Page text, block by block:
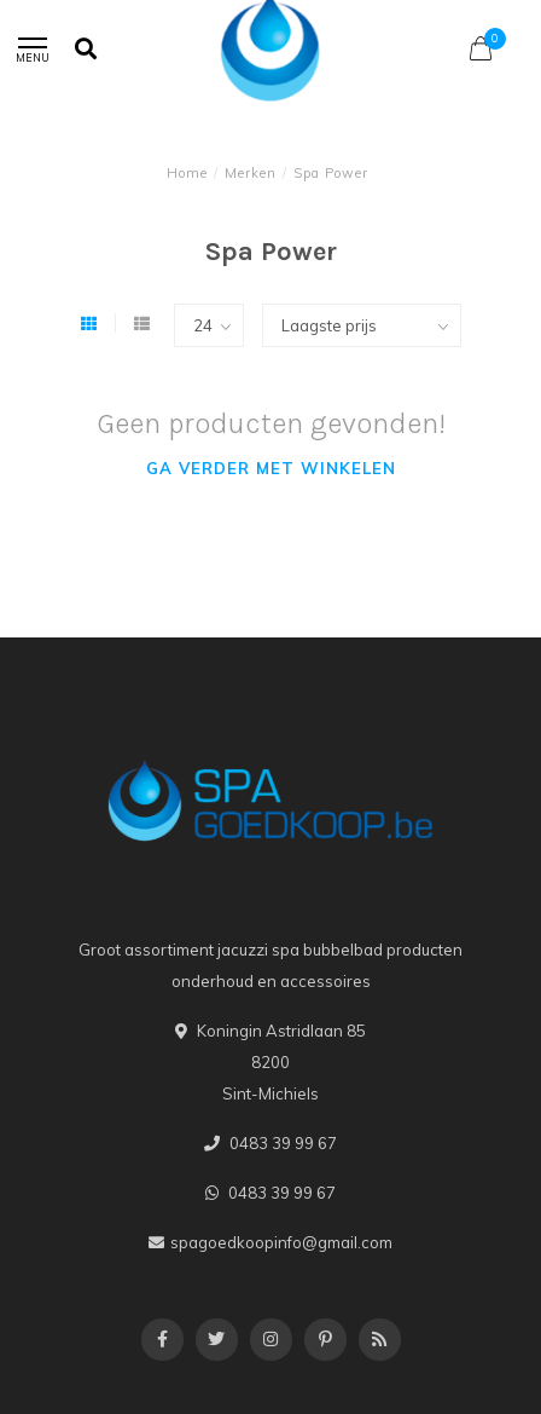
MENU
0
Home / Merken / Spa Power
Spa Power
Geen producten gevonden!
GA VERDER MET WINKELEN
Groot assortiment jacuzzi spa bubbelbad producten
onderhoud en accessoires
Koningin Astridlaan 85
8200
Sint-Michiels
0483 39 99 67
0483 39 99 67
spagoedkoopinfo@gmail.com